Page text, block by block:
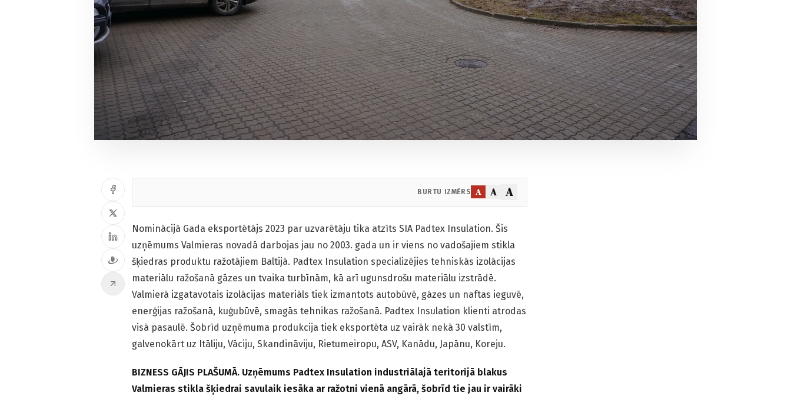
BURTU IZMĒRS A A A
Nominācijā Gada eksportētājs 2023 par uzvarētāju tika atzīts SIA Padtex Insulation. Šis
uzņēmums Valmieras novadā darbojas jau no 2003. gada un ir viens no vadošajiem stikla
šķiedras produktu ražotājiem Baltijā. Padtex Insulation specializējies tehniskās izo­lācijas
materiālu ražošanā gāzes un tvaika turbīnām, kā arī ugunsdrošu materiālu izstrādē.
Valmierā izgatavotais izolācijas materiāls tiek izmantots autobūvē, gāzes un naftas ieguvē,
enerģijas ražošanā, kuģubūvē, smagās tehnikas ražošanā. Padtex Insulation klienti atrodas
visā pasaulē. Šobrīd uzņēmuma produkcija tiek eksportēta uz vairāk nekā 30 valstīm,
galvenokārt uz Itāliju, Vāciju, Skandināviju, Rietumeiropu, ASV, Kanādu, Japānu, Koreju.
BIZNESS GĀJIS PLAŠUMĀ. Uzņēmums Padtex Insulation industriālajā teritorijā blakus
Valmieras stikla šķiedrai savulaik iesāka ar ražotni vienā angārā, šobrīd tie jau ir vairāki